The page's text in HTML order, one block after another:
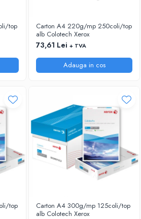
top
Carton A4 220g/mp 250coli/top
alb Colotech Xerox
73,61 Lei + TVA
Adauga in cos
top
Carton A4 300g/mp 125coli/top
alb Colotech Xerox